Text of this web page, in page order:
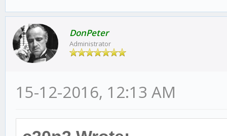
DonPeter
Administrator
15-12-2016, 12:13 AM